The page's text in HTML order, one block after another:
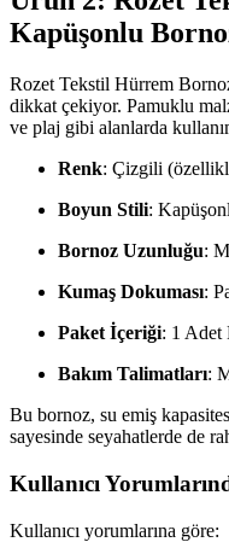
Kapüşonlu
Rozet Tekstil Hürrem
dikkat çekiyor. Pamuklu
ve plaj gibi alanlarda
Renk: Çizgili
Boyun Stili:
Bornoz Uzunluğu:
Kumaş Dokuması:
Paket İçeriği: 1 Adet
Bakım Talimatları:
Bu bornoz, su emiş
sayesinde seyahatlerde de
Kullanıcı
Kullanıcı yorumlarına göre: